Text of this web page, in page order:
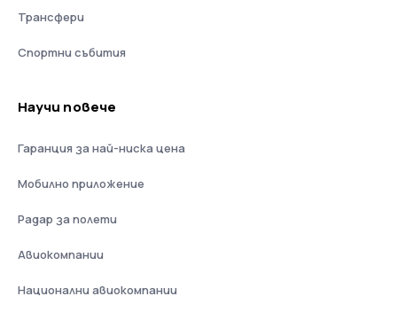
Трансфери
Спортни събития
Научи повече
Гаранция за най-ниска цена
Мобилно приложение
Радар за полети
Авиокомпании
Национални авиокомпании